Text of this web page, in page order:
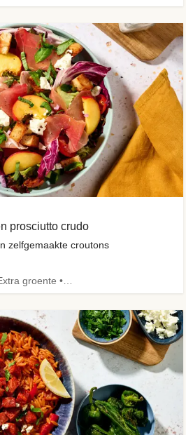
prosciutto crudo
zelfgemaakte croutons